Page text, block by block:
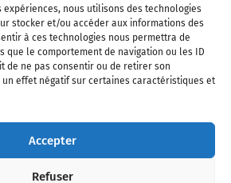
nous utilisons des technologies
stocker et/ou accéder aux informations des
à ces technologies nous permettra de
que le comportement de navigation ou les ID
de ne pas consentir ou de retirer son
effet négatif sur certaines caractéristiques et
Accepter
Refuser
? Nous contacter
Partenaires
Politique de confidentialité Cookies
l'aviation commerciale, l'aviation d'affaires, les
et l'industrie spatiale. Toute reproduction,